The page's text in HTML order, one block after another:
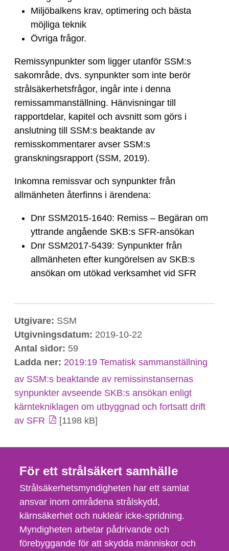
Miljöbalkens krav, optimering och bästa
möjliga teknik
Övriga frågor.
Remissynpunkter som ligger utanför SSM:s
sakområde, dvs. synpunkter som inte berör
strålsäkerhetsfrågor, ingår inte i denna
remissammanställning. Hänvisningar till
rapportdelar, kapitel och avsnitt som görs i
anslutning till SSM:s beaktande av
remisskommentarer avser SSM:s
granskningsrapport (SSM, 2019).
Inkomna remissvar och synpunkter från
allmänheten återfinns i ärendena:
Dnr SSM2015-1640: Remiss – Begäran om
yttrande angående SKB:s SFR-ansökan
Dnr SSM2017-5439: Synpunkter från
allmänheten efter kungörelsen av SKB:s
ansökan om utökad verksamhet vid SFR
Utgivare: SSM
Utgivningsdatum: 2019-10-22
Antal sidor: 59
Ladda ner: 2019:19 Tematisk sammanställning
av SSM:s beaktande av remissinstansernas
synpunkter avseende SKB:s ansökan enligt
kärntekniklagen om utbyggnad och fortsatt drift
av SFR
[1198 kB]
För ett strålsäkert samhälle
Strålsäkerhetsmyndigheten har ett samlat
ansvar inom områdena strålskydd,
kärnsäkerhet och nukleär icke-spridning.
Myndigheten arbetar pådrivande och
förebyggande för att skydda människor och